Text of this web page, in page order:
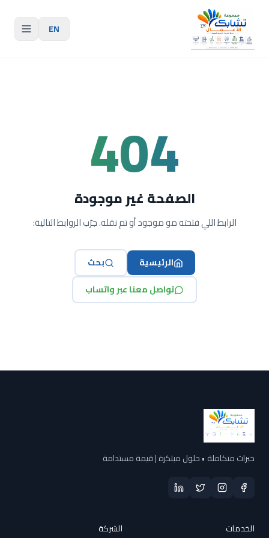
EN
404
الصفحة غير موجودة
الرابط اللي فتحته مو موجود أو تم نقله. جرّب الروابط التالية:
الرئيسية
بحث
تواصل معنا عبر واتساب
خبرات متكاملة • حلول مبتكرة | قيمة مستدامة
الخدمات الشركة